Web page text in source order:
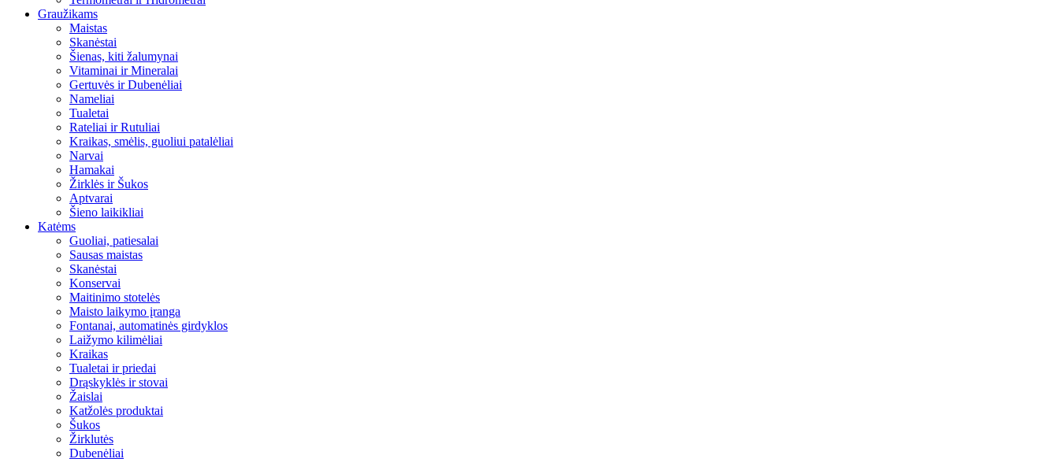
Graužikams
Maistas
Skanėstai
Šienas, kiti žalumynai
Vitaminai ir Mineralai
Gertuvės ir Dubenėliai
Nameliai
Tualetai
Rateliai ir Rutuliai
Kraikas, smėlis, guoliui patalėliai
Narvai
Hamakai
Žirklės ir Šukos
Aptvarai
Šieno laikikliai
Katėms
Guoliai, patiesalai
Sausas maistas
Skanėstai
Konservai
Maitinimo stotelės
Maisto laikymo įranga
Fontanai, automatinės girdyklos
Laižymo kilimėliai
Kraikas
Tualetai ir priedai
Drąskyklės ir stovai
Žaislai
Katžolės produktai
Šukos
Žirklutės
Dubenėliai